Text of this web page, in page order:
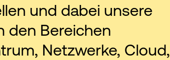
und dabei unsere
den Bereichen
Netzwerke, Cloud,